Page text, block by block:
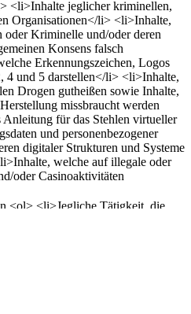
<li>Inhalte jeglicher kriminellen,
Organisationen</li> <li>Inhalte,
oder Kriminelle und/oder deren
Konsens falsch
Erkennungszeichen, Logos
4 und 5 darstellen</li> <li>Inhalte,
Drogen gutheißen sowie Inhalte,
missbraucht werden
für das Stehlen virtueller
und personenbezogener
digitaler Strukturen und Systeme
welche auf illegale oder
oder Casinoaktivitäten
<ol> <li>Jegliche Tätigkeit, die